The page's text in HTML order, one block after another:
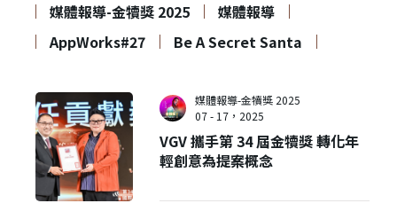
媒體報導-金犢獎 2025
媒體報導
AppWorks#27
Be A Secret Santa
媒體報導-金犢獎 2025
07 - 17，2025
VGV 攜手第 34 屆金犢獎 轉化年
輕創意為提案概念